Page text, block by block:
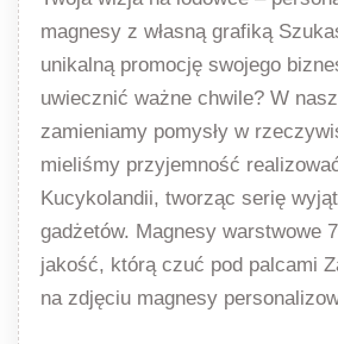
magnesy z własną grafiką
unikalną promocję swojego
uwiecznić ważne chwile? W
zamieniamy pomysły w
mieliśmy przyjemność
Kucykolandii, tworząc serię
gadżetów. Magnesy warstwowe
jakość, którą czuć pod palcami
na zdjęciu magnesy